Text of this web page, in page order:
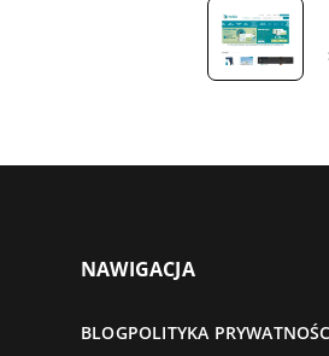
NAWIGACJA
BLOGPOLITYKA